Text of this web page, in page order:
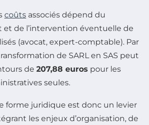
coûts associés dépend du
et de l’intervention éventuelle de
(avocat, expert-comptable). Par
de SARL en SAS peut
de 207,88 euros pour les
seules.
forme juridique est donc un levier
les enjeux d’organisation, de